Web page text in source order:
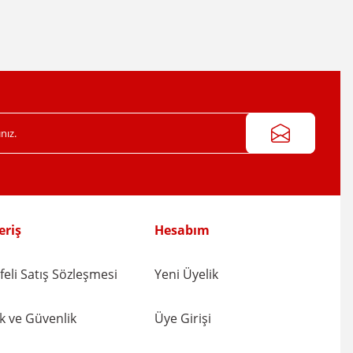
Satış Sözleşmesi
ve Güvenlik
Hesabım
Yeni Üyelik
Üye Girişi